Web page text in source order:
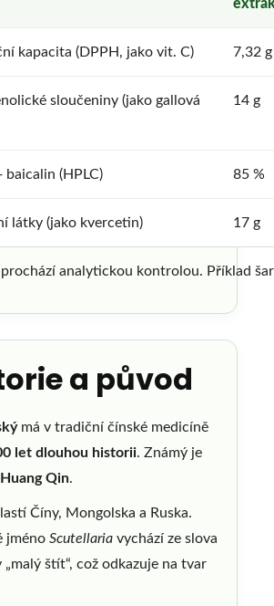
kapacita (DPPH, jako vit. C) 7,32 g
sloučeniny (jako gallová
14 g
baicalin (HPLC) 85 %
látky (jako kvercetin) 17 g
prochází analytickou kontrolou. Příklad
a původ
má v tradiční čínské medicíně
let dlouhou historii. Známý je
Huang Qin.
Číny, Mongolska a Ruska.
jméno Scutellaria vychází ze slova
„malý štít“, což odkazuje na tvar